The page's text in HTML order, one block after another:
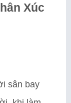
Xúc
sân bay